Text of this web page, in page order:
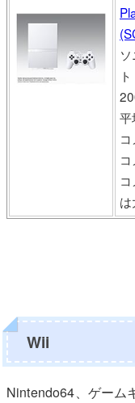
ト
平
Wii
Nintendo64、ゲーム